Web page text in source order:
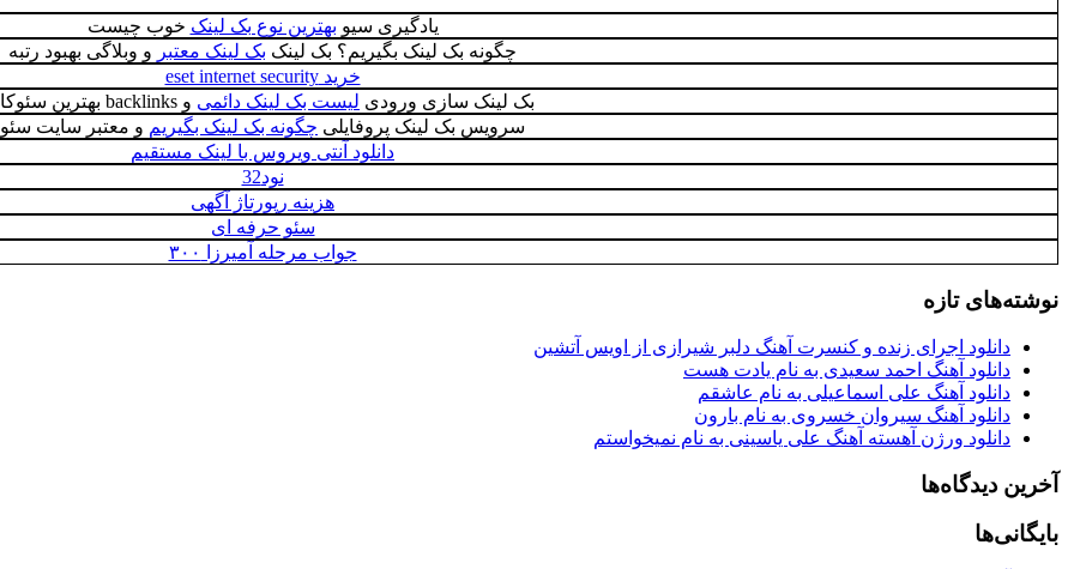
یادگیری سیو بهترین نوع بک لینک خوب چیست
چگونه بک لینک بگیریم؟ بک لینک بک لینک معتبر و وبلاگی بهبود رتبه
خرید eset internet security
بک لینک سازی ورودی لیست بک لینک دائمی و backlinks بهترین سئوکار
سرویس بک لینک پروفایلی چگونه بک لینک بگیریم و معتبر سایت سئو
دانلود آنتی ویروس با لینک مستقیم
نود32
هزینه رپورتاژ آگهی
سئو حرفه ای
جواب مرحله آمیرزا ۳۰۰
نوشته‌های تازه
دانلود اجرای زنده و کنسرت آهنگ دلبر شیرازی از اویس آتشین
دانلود آهنگ احمد سعیدی به نام یادت هست
دانلود آهنگ علی اسماعیلی به نام عاشقم
دانلود آهنگ سیروان خسروی به نام بارون
دانلود ورژن آهسته آهنگ علی یاسینی به نام نمیخواستم
آخرین دیدگاه‌ها
بایگانی‌ها